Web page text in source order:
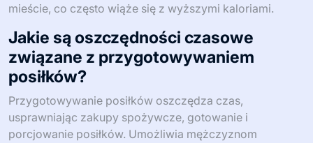
mieście, co często wiąże się z wyższymi kaloriami.
Jakie są oszczędności czasowe
związane z przygotowywaniem
posiłków?
Przygotowywanie posiłków oszczędza czas,
usprawniając zakupy spożywcze, gotowanie i
porcjowanie posiłków. Umożliwia mężczyznom